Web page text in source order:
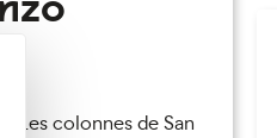
Les colonnes de San
le